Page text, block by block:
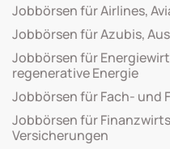
Jobbörsen für Airlines,
Jobbörsen für Azubis,
Jobbörsen für
regenerative Energie
Jobbörsen für Fach- und
Jobbörsen für
Versicherungen